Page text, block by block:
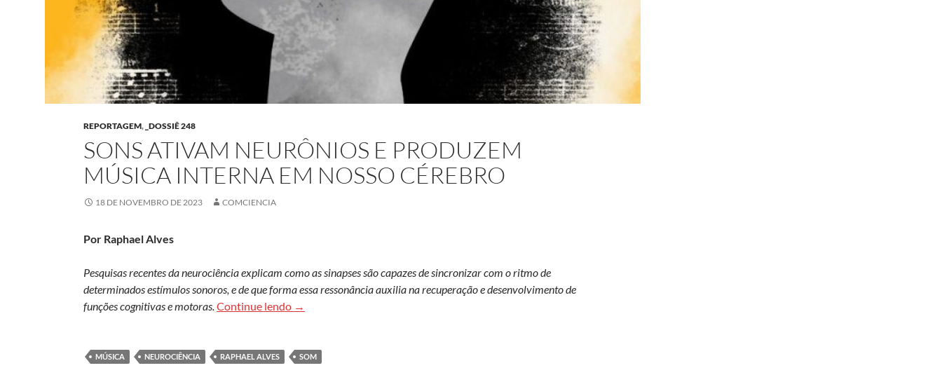
REPORTAGEM, _DOSSIÊ 248
SONS ATIVAM NEURÔNIOS E PRODUZEM
MÚSICA INTERNA EM NOSSO CÉREBRO
18 DE NOVEMBRO DE 2023 COMCIENCIA
Por Raphael Alves
Pesquisas recentes da neurociência explicam como as sinapses são capazes de sincronizar com o ritmo de
determinados estímulos sonoros, e de que forma essa ressonância auxilia na recuperação e desenvolvimento de
funções cognitivas e motoras.Continue lendo Sons ativam neurônios e produzem música interna em nosso cérebro
→
MÚSICA NEUROCIÊNCIA RAPHAEL ALVES SOM